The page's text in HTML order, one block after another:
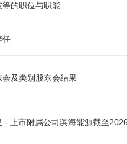
的职位与职能
任
及类别股东会结果
- 上市附属公司滨海能源截至